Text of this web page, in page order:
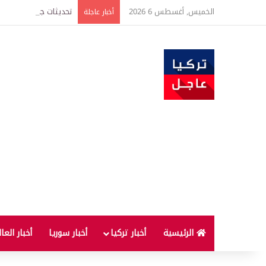
الخميس, أغسطس 6 2026 أخبار عاجلة
الرئيسية أخبار تركيا أخبار سوريا أخبار